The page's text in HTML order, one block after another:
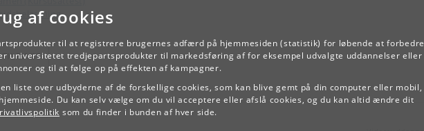
af cookies
til at registrere brugernes adfærd på hjemmesiden (statistik) for løbende at forbedre
universitetet tredjepartsprodukter til markedsføring af for eksempel udvalgte uddannelser eller
og til at følge op på effekten af kampagner.
liste over udbyderne af de forskellige cookies, som kan blive gemt på din computer eller mobil,
Du kan selv vælge om du vil acceptere eller afslå cookies, og du kan altid ændre dit
som du finder i bunden af hver side.
TILBAGE